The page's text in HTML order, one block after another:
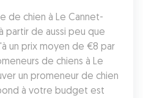
de chien à Le Cannet-
partir de aussi peu que
un prix moyen de €8 par
de chiens à Le
un promeneur de chien
à votre budget est